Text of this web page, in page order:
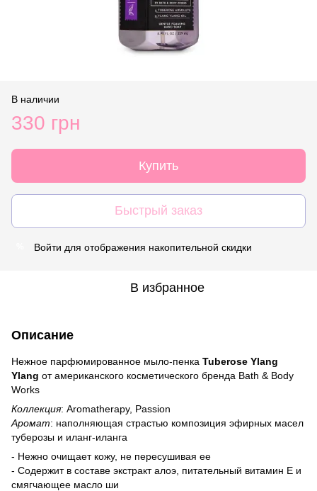
В наличии
330 грн
Купить
Быстрый заказ
Войти для отображения накопительной скидки
В избранное
Описание
Нежное парфюмированное мыло-пенка Tuberose Ylang
Ylang от американского косметического бренда Bath & Body
Works
Коллекция: Aromatherapy, Passion
Аромат: наполняющая страстью композиция эфирных масел
туберозы и иланг-иланга
- Нежно очищает кожу, не пересушивая ее
- Содержит в составе экстракт алоэ, питательный витамин Е и
смягчающее масло ши